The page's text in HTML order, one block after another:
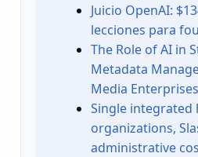
Juicio OpenAI:
lecciones para
The Role of AI in
Metadata
Media Enterprises
Single integrated
organizations,
administrative